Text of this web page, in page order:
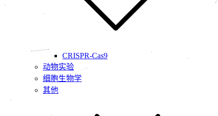
CRISPR-Cas9
动物实验
细胞生物学
其他